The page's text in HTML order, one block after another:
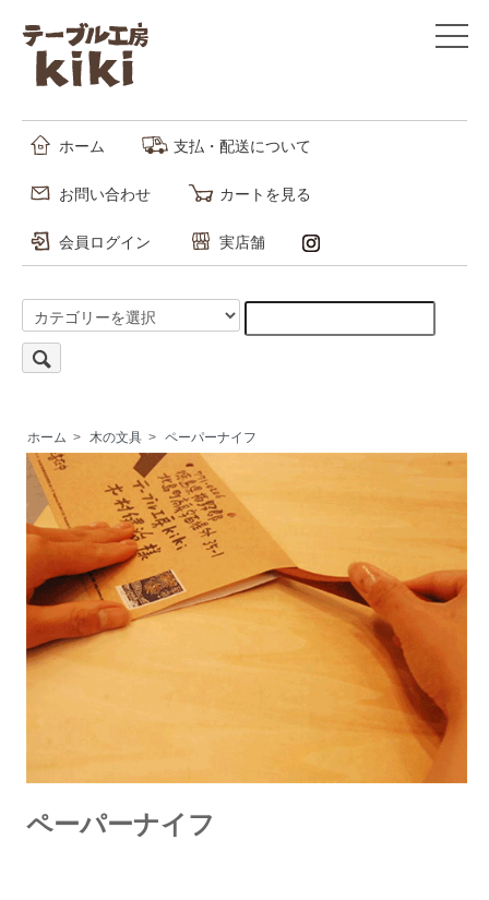
ホーム 支払・配送について
お問い合わせ カートを見る
会員ログイン 実店舗
ホーム > 木の文具 > ペーパーナイフ
ペーパーナイフ